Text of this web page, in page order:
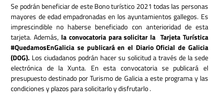
Se podrán beneficiar de este Bono turístico 2021 todas las personas
mayores de edad empadronadas en los ayuntamientos gallegos. Es
imprescindible no haberse beneficiado con anterioridad de esta
tarjeta. Además, la convocatoria para solicitar la Tarjeta Turística
#QuedamosEnGalicia se publicará en el Diario Oficial de Galicia
(DOG). Los ciudadanos podrán hacer su solicitud a través de la sede
electrónica de la Xunta. En esta convocatoria se publicará el
presupuesto destinado por Turismo de Galicia a este programa y las
condiciones y plazos para solicitarlo y disfrutarlo .